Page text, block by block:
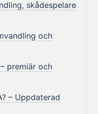
skådespelare
och
premiär och
– Uppdaterad